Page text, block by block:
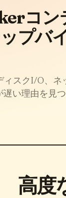
コン
プバ
ィスクI/O、ネ
い理由を見つ
高度